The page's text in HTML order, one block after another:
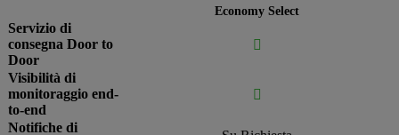
Economy Select
Servizio di
consegna Door to
Door

Visibilità di
monitoraggio end-
to-end

Notifiche di